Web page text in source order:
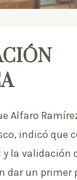
Alfaro
indicó que
la validación
dar un primer